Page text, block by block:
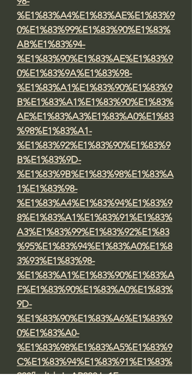
%E1%83%A4%E1%83%AE%E1%83%9
0%E1%83%99%E1%83%90%E1%83%
AB%E1%83%94-
%E1%83%90%E1%83%AE%E1%83%9
0%E1%83%9A%E1%83%98-
%E1%83%A1%E1%83%90%E1%83%9
B%E1%83%A1%E1%83%90%E1%83%
AE%E1%83%A3%E1%83%A0%E1%83
%98%E1%83%A1-
%E1%83%92%E1%83%90%E1%83%9
B%E1%83%9D-
%E1%83%9B%E1%83%98%E1%83%A
1%E1%83%98-
%E1%83%A4%E1%83%94%E1%83%9
8%E1%83%A1%E1%83%91%E1%83%
A3%E1%83%99%E1%83%92%E1%83
%95%E1%83%94%E1%83%A0%E1%8
3%93%E1%83%98-
%E1%83%A1%E1%83%90%E1%83%A
F%E1%83%90%E1%83%A0%E1%83%
9D-
%E1%83%90%E1%83%A6%E1%83%9
0%E1%83%A0-
%E1%83%98%E1%83%A5%E1%83%9
C%E1%83%94%E1%83%91%E1%83%
90?fbclid=IwAR208Jp1E-